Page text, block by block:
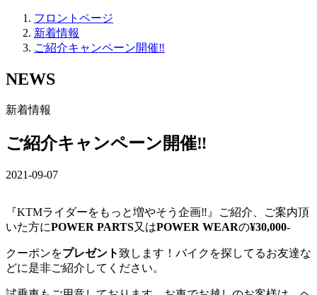
フロントページ
新着情報
ご紹介キャンペーン開催‼
NEWS
新着情報
ご紹介キャンペーン開催‼
2021-09-07
『KTMライダーをもっと増やそう企画‼』ご紹介、ご案内頂
いた方にPOWER PARTS又はPOWER WEARの¥30,000-
クーポンをプレゼント致します！バイクを探してるお友達な
どに是非ご紹介してください。